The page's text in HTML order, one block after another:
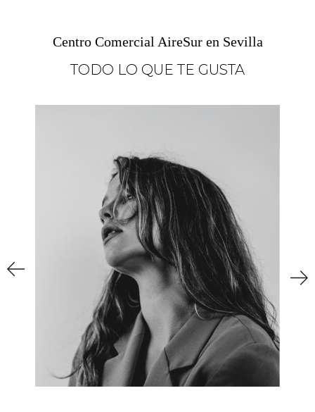
Centro Comercial AireSur en Sevilla
TODO LO QUE TE GUSTA